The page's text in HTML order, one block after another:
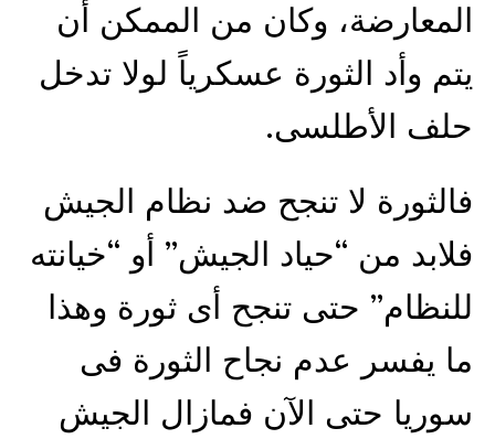
المعارضة، وكان من الممكن أن
يتم وأد الثورة عسكرياً لولا تدخل
حلف الأطلسى.
فالثورة لا تنجح ضد نظام الجيش
فلابد من “حياد الجيش” أو “خيانته
للنظام” حتى تنجح أى ثورة وهذا
ما يفسر عدم نجاح الثورة فى
سوريا حتى الآن فمازال الجيش